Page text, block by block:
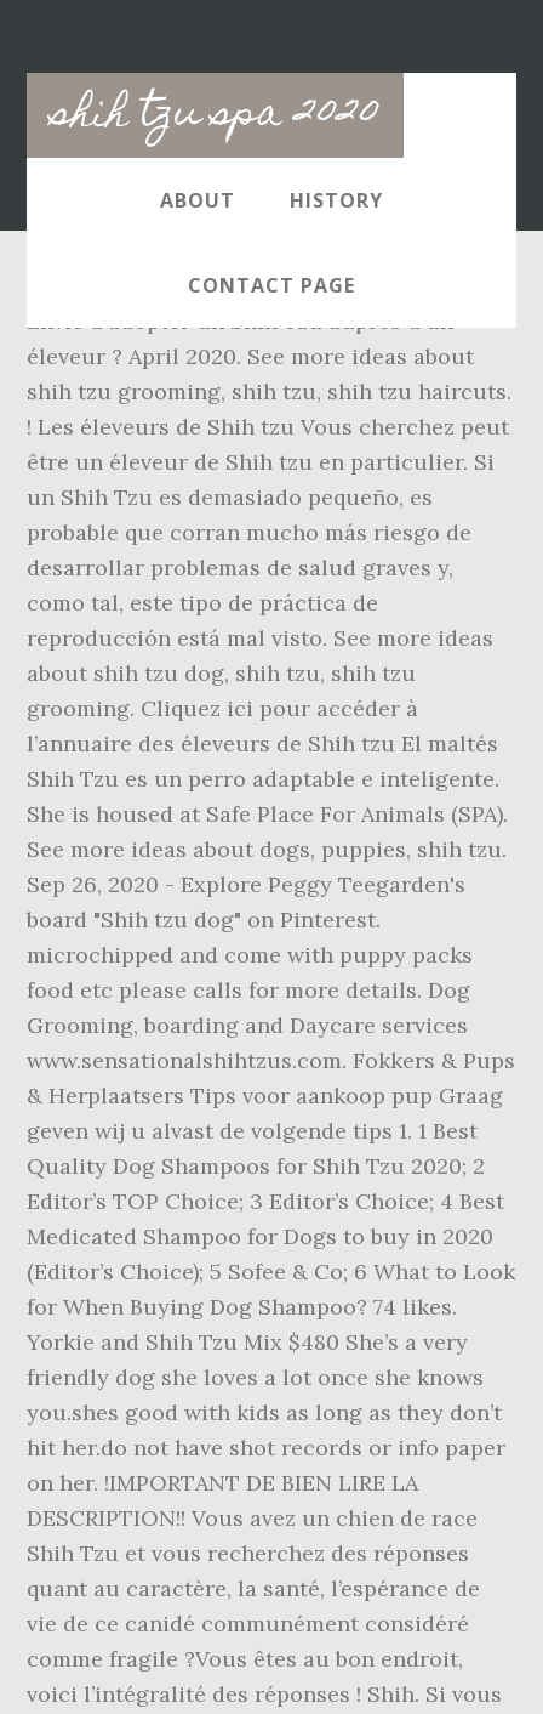
shih tzu spa 2020
Main
navigation
ABOUT HISTORY
CONTACT PAGE
Envie d'adopter un Shih Tzu auprès d'un
éleveur ? April 2020. See more ideas about
shih tzu grooming, shih tzu, shih tzu haircuts.
! Les éleveurs de Shih tzu Vous cherchez peut
être un éleveur de Shih tzu en particulier. Si
un Shih Tzu es demasiado pequeño, es
probable que corran mucho más riesgo de
desarrollar problemas de salud graves y,
como tal, este tipo de práctica de
reproducción está mal visto. See more ideas
about shih tzu dog, shih tzu, shih tzu
grooming. Cliquez ici pour accéder à
l’annuaire des éleveurs de Shih tzu El maltés
Shih Tzu es un perro adaptable e inteligente.
She is housed at Safe Place For Animals (SPA).
See more ideas about dogs, puppies, shih tzu.
Sep 26, 2020 - Explore Peggy Teegarden's
board "Shih tzu dog" on Pinterest.
microchipped and come with puppy packs
food etc please calls for more details. Dog
Grooming, boarding and Daycare services
www.sensationalshihtzus.com. Fokkers & Pups
& Herplaatsers Tips voor aankoop pup Graag
geven wij u alvast de volgende tips 1. 1 Best
Quality Dog Shampoos for Shih Tzu 2020; 2
Editor’s TOP Choice; 3 Editor’s Choice; 4 Best
Medicated Shampoo for Dogs to buy in 2020
(Editor’s Choice); 5 Sofee & Co; 6 What to Look
for When Buying Dog Shampoo? 74 likes.
Yorkie and Shih Tzu Mix $480 She’s a very
friendly dog she loves a lot once she knows
you.shes good with kids as long as they don’t
hit her.do not have shot records or info paper
on her. !IMPORTANT DE BIEN LIRE LA
DESCRIPTION!! Vous avez un chien de race
Shih Tzu et vous recherchez des réponses
quant au caractère, la santé, l’espérance de
vie de ce canidé communément considéré
comme fragile ?Vous êtes au bon endroit,
voici l’intégralité des réponses ! Shih. Si vous